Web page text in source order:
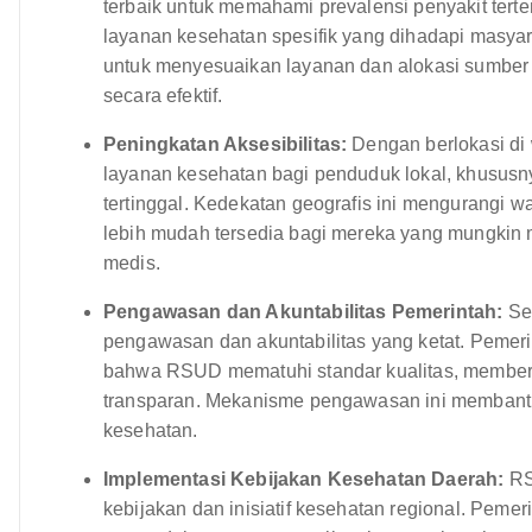
terbaik untuk memahami prevalensi penyakit
layanan kesehatan spesifik yang dihadapi
untuk menyesuaikan layanan dan alokasi
secara efektif.
Peningkatan Aksesibilitas: Dengan berlokasi
layanan kesehatan bagi penduduk lokal,
tertinggal. Kedekatan geografis ini mengurangi
lebih mudah tersedia bagi mereka yang
medis.
Pengawasan dan Akuntabilitas Pemerintah:
pengawasan dan akuntabilitas yang ketat.
bahwa RSUD mematuhi standar kualitas,
transparan. Mekanisme pengawasan ini
kesehatan.
Implementasi Kebijakan Kesehatan Daerah:
kebijakan dan inisiatif kesehatan regional.